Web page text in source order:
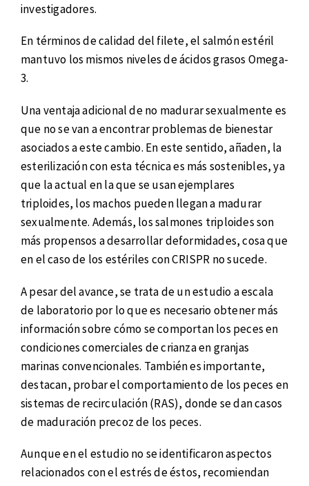
investigadores.
En términos de calidad del filete, el salmón estéril
mantuvo los mismos niveles de ácidos grasos Omega-
3.
Una ventaja adicional de no madurar sexualmente es
que no se van a encontrar problemas de bienestar
asociados a este cambio. En este sentido, añaden, la
esterilización con esta técnica es más sostenibles, ya
que la actual en la que se usan ejemplares
triploides, los machos pueden llegan a madurar
sexualmente. Además, los salmones triploides son
más propensos a desarrollar deformidades, cosa que
en el caso de los estériles con CRISPR no sucede.
A pesar del avance, se trata de un estudio a escala
de laboratorio por lo que es necesario obtener más
información sobre cómo se comportan los peces en
condiciones comerciales de crianza en granjas
marinas convencionales. También es importante,
destacan, probar el comportamiento de los peces en
sistemas de recirculación (RAS), donde se dan casos
de maduración precoz de los peces.
Aunque en el estudio no se identificaron aspectos
relacionados con el estrés de éstos, recomiendan